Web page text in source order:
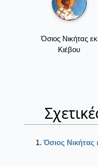
Όσιος Νικήτας εκ
Κιέβου
Όσιος Νικήτας